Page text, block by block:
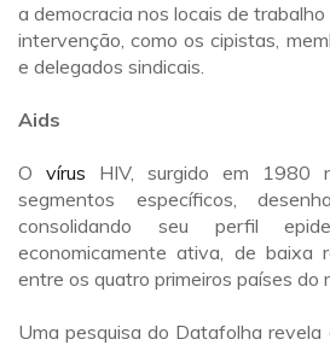
a democracia nos locais de
intervenção, como os cipistas,
e delegados sindicais.
Aids
O vírus HIV, surgido em 1980
segmentos específicos,
consolidando seu perfil
economicamente ativa, de baixa
entre os quatro primeiros países do
Uma pesquisa do Datafolha